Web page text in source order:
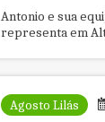
Antonio e sua
representa em
Agosto Lilás